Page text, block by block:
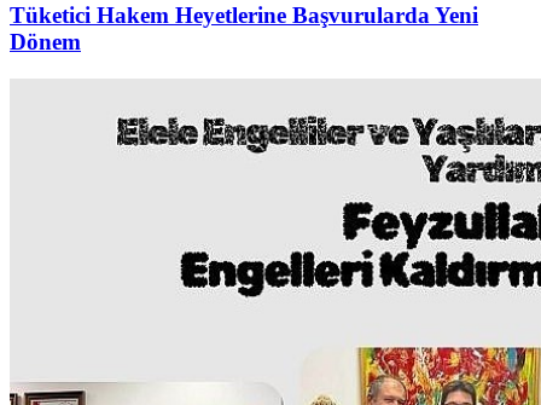
Tüketici Hakem Heyetlerine Başvurularda Yeni
Dönem